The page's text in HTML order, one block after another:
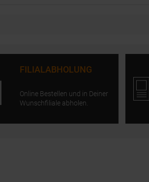
FILIALABHOLUNG
Online Bestellen und in Deiner
Wunschfiliale abholen.